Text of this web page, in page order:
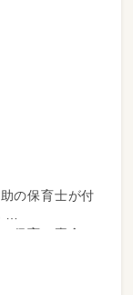
の保育士が付
保育に専念で
、一人で考え